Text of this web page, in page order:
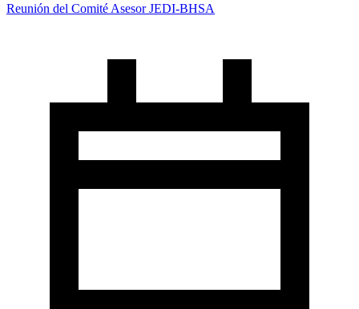
Reunión del Comité Asesor JEDI-BHSA